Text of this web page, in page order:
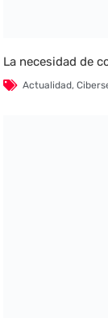
La necesidad de
Actualidad,